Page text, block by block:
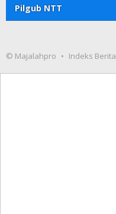
Pilgub NTT
© Majalahpro Indeks Berita